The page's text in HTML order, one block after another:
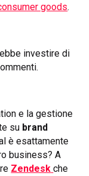
goods.
investire di
e la gestione
su brand
è esattamente
business? A
Zendesk che